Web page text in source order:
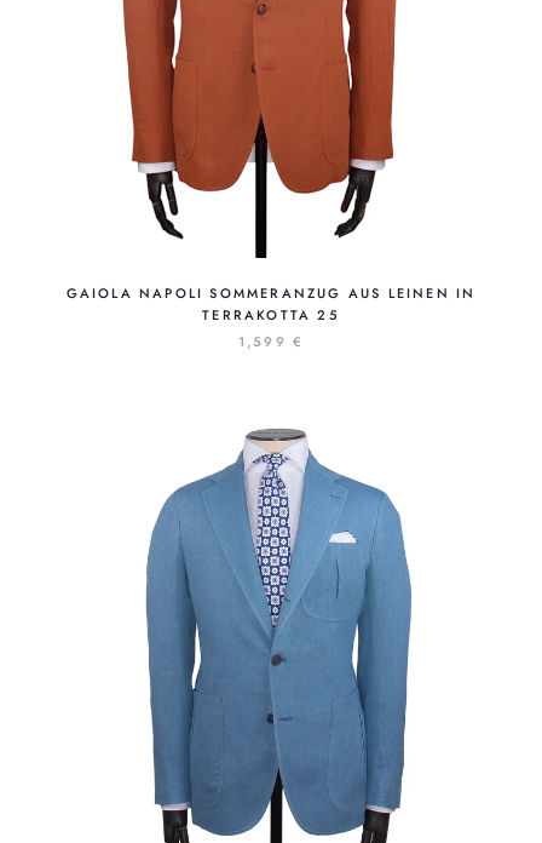
GAIOLA NAPOLI SOMMERANZUG AUS LEINEN IN
TERRAKOTTA 25
1,599 €